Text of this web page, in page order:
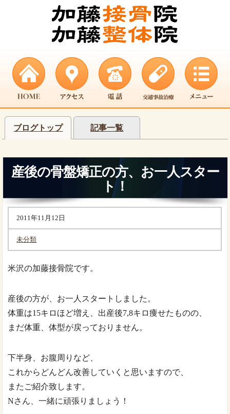
ブログトップ 記事一覧
産後の骨盤矯正の方、お一人スター
ト！
2011年11月12日
未分類
米沢の加藤接骨院です。
産後の方が、お一人スタートしました。
体重は15キロほど増え、出産後7,8キロ痩せたものの、
まだ体重、体型が戻っておりません。
下半身、お腹周りなど、
これからどんどん改善していくと思いますので、
またご紹介致します。
Nさん、一緒に頑張りましょう！